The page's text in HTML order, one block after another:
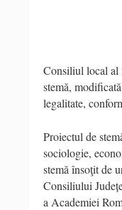
Consiliul local al
stemă,
legalitate,
Proiectul de
sociologie,
stemă însoţit de
Consiliului
a Academiei